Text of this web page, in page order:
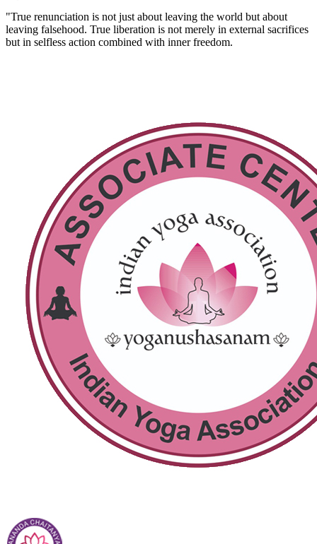
"True renunciation is not just about leaving the world but about
leaving falsehood. True liberation is not merely in external sacrifices
but in selfless action combined with inner freedom.